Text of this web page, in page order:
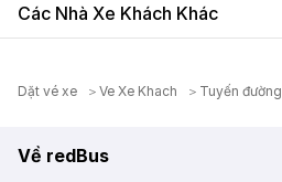
Các Nhà Xe Khách Khác
Dặt vé xe Ve Xe Khach Tuyến đường
Về redBus